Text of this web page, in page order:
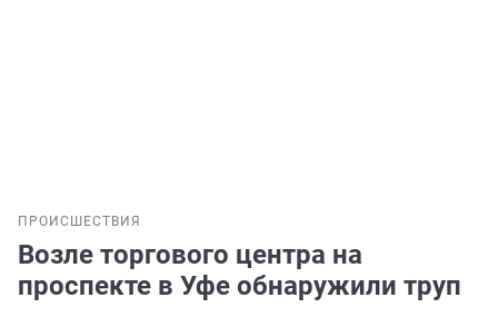
ПРОИСШЕСТВИЯ
Возле торгового центра на
проспекте в Уфе обнаружили труп